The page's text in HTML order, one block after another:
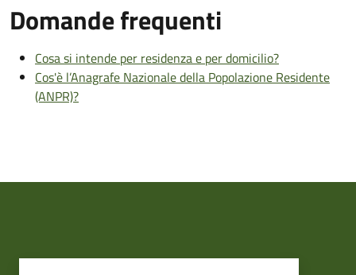
Domande frequenti
Cosa si intende per residenza e per domicilio?
Cos'è l’Anagrafe Nazionale della Popolazione Residente
(ANPR)?